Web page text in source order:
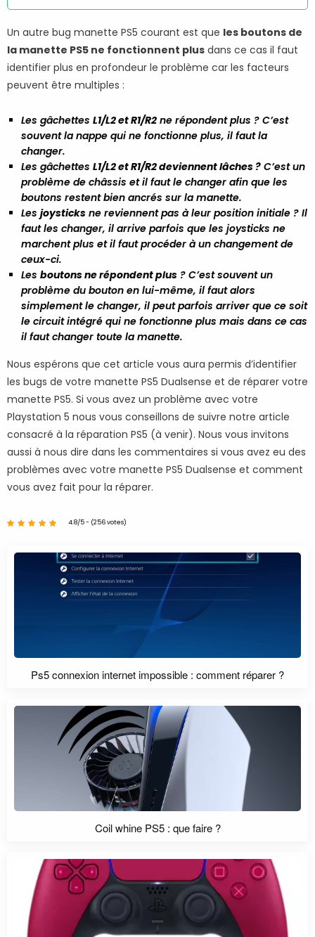
Un autre bug manette PS5 courant est que les boutons de
la manette PS5 ne fonctionnent plus dans ce cas il faut
identifier plus en profondeur le problème car les facteurs
peuvent être multiples :
Les gâchettes L1/L2 et R1/R2 ne répondent plus ? C’est
souvent la nappe qui ne fonctionne plus, il faut la
changer.
Les gâchettes L1/L2 et R1/R2 deviennent lâches ? C’est un
problème de châssis et il faut le changer afin que les
boutons restent bien ancrés sur la manette.
Les joysticks ne reviennent pas à leur position initiale ? Il
faut les changer, il arrive parfois que les joysticks ne
marchent plus et il faut procéder à un changement de
ceux-ci.
Les boutons ne répondent plus ? C’est souvent un
problème du bouton en lui-même, il faut alors
simplement le changer, il peut parfois arriver que ce soit
le circuit intégré qui ne fonctionne plus mais dans ce cas
il faut changer toute la manette.
Nous espérons que cet article vous aura permis d’identifier
les bugs de votre manette PS5 Dualsense et de réparer votre
manette PS5. Si vous avez un problème avec votre
Playstation 5 nous vous conseillons de suivre notre article
consacré à la réparation PS5 (à venir). Nous vous invitons
aussi à nous dire dans les commentaires si vous avez eu des
problèmes avec votre manette PS5 Dualsense et comment
vous avez fait pour la réparer.
4.8/5 - (256 votes)
Ps5 connexion internet impossible : comment réparer ?
Coil whine PS5 : que faire ?